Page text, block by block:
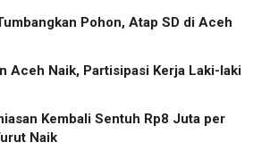
Pohon, Atap SD di Aceh
Aceh Naik, Partisipasi Kerja Laki-laki
Kembali Sentuh Rp8 Juta per
Naik